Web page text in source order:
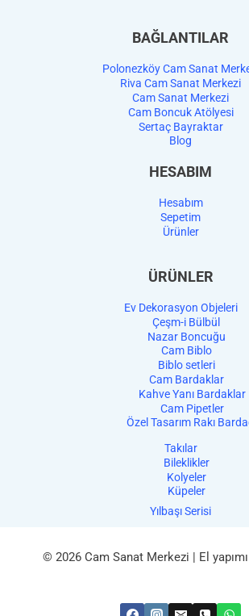
BAĞLANTILAR
Polonezköy Cam Sanat
Riva Cam Sanat Merkezi
Cam Sanat Merkezi
Cam Boncuk Atölyesi
Sertaç Bayraktar
Blog
HESABIM
Hesabım
Sepetim
Ürünler
ÜRÜNLER
Ev Dekorasyon Objeleri
Çeşm-i Bülbül
Nazar Boncuğu
Cam Biblo
Biblo setleri
Cam Bardaklar
Kahve Yanı Bardaklar
Cam Pipetler
Özel Tasarım Rakı
Takılar
Bileklikler
Kolyeler
Küpeler
Yılbaşı Serisi
© 2026 Cam Sanat Merkezi | El